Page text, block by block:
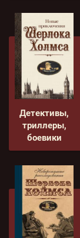
Детективы,
триллеры,
боевики